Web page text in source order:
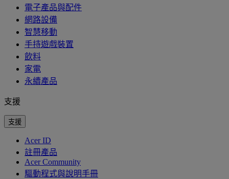
電子產品與配件
網路設備
智慧移動
手持遊戲裝置
飲料
家電
永續產品
支援
支援
Acer ID
註冊產品
Acer Community
驅動程式與說明手冊